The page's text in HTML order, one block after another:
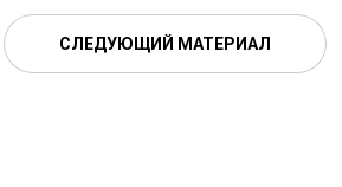
СЛЕДУЮЩИЙ МАТЕРИАЛ